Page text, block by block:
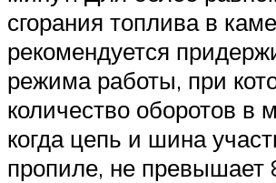
сгорания топлива в
рекомендуется
режима работы, при
количество оборотов в
когда цепь и шина
пропиле, не превышает